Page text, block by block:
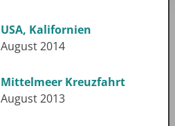
USA, Kalifornien
August 2014
Mittelmeer Kreuzfahrt
August 2013